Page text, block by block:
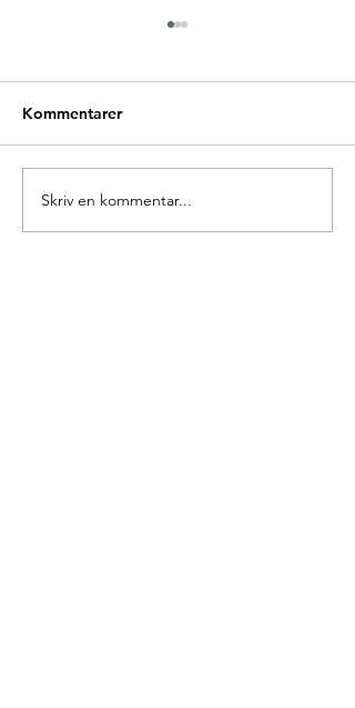
Glædelig Grundlovsdag
Kommentarer
Skriv en kommentar...